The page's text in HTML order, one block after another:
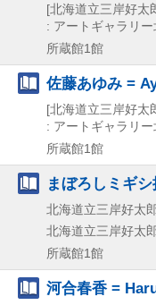
[北海道立三岸好太
: アートギャラリ
所蔵館1館
佐藤あゆみ =
[北海道立三岸好太
: アートギャラリ
所蔵館1館
まぼろしミギ
北海道立三岸好太
北海道立三岸好太
所蔵館1館
河合春香 =